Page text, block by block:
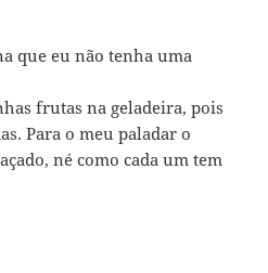
que eu não tenha uma
frutas na geladeira, pois
Para o meu paladar o
né como cada um tem